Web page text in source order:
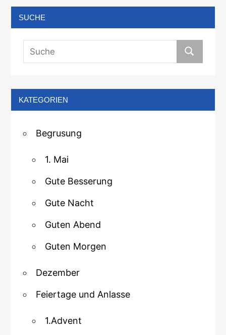
SUCHE
KATEGORIEN
Begrusung
1. Mai
Gute Besserung
Gute Nacht
Guten Abend
Guten Morgen
Dezember
Feiertage und Anlasse
1.Advent